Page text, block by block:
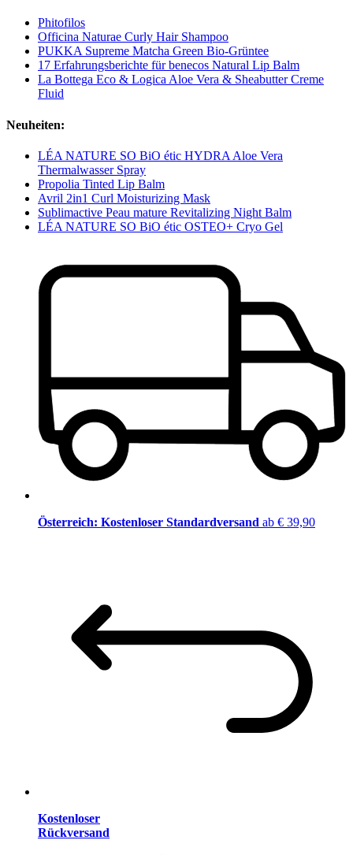
Phitofilos
Officina Naturae Curly Hair Shampoo
PUKKA Supreme Matcha Green Bio-Grüntee
17 Erfahrungsberichte für benecos Natural Lip Balm
La Bottega Eco & Logica Aloe Vera & Sheabutter Creme
Fluid
Neuheiten:
LÉA NATURE SO BiO étic HYDRA Aloe Vera
Thermalwasser Spray
Propolia Tinted Lip Balm
Avril 2in1 Curl Moisturizing Mask
Sublimactive Peau mature Revitalizing Night Balm
LÉA NATURE SO BiO étic OSTEO+ Cryo Gel
Österreich: Kostenloser Standardversand ab € 39,90
Kostenloser
Rückversand